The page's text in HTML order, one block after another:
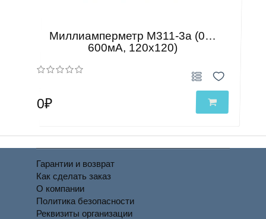
Миллиамперметр М311-3а (0…
600мА, 120х120)
0₽
Гарантии и возврат
Как сделать заказ
О компании
Политика безопасности
Реквизиты организации